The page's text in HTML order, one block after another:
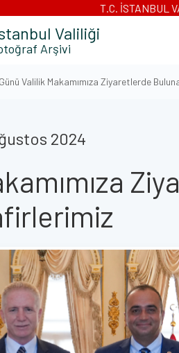
T.C. İSTANBUL
Valiliği
Arşivi
Valilik Makamımıza Ziyaretlerde
2024